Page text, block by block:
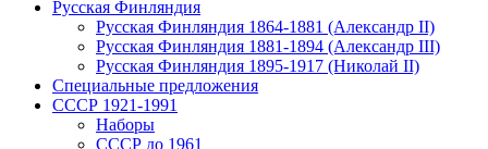
Русская Финляндия
Русская Финляндия 1864-1881 (Александр II)
Русская Финляндия 1881-1894 (Александр III)
Русская Финляндия 1895-1917 (Николай II)
Специальные предложения
СССР 1921-1991
Наборы
СССР до 1961